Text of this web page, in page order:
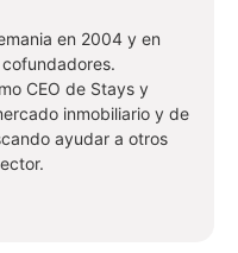
en 2004 y en
CEO de Stays y
inmobiliario y de
ayudar a otros